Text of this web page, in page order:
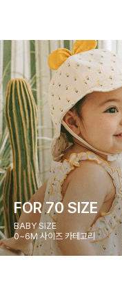
FOR 70 SIZE
BABY SIZE
0~6M 사이즈 카테고리